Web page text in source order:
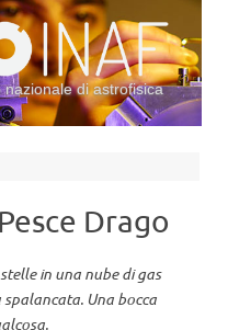
nazionale di astrofisica
Drago
in una nube di gas
Una bocca